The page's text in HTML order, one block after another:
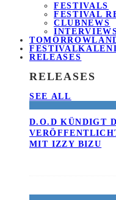
FESTIVALS
FESTIVAL
CLUBNEWS
RELEASES
RELEASES
SEE ALL
D.O.D KÜNDIGT
MIT IZZY BIZU